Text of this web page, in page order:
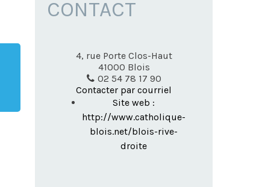
CONTACT
4, rue Porte Clos-Haut
41000 Blois
02 54 78 17 90
Contacter par courriel
Site web :
http://www.catholique-
blois.net/blois-rive-
droite